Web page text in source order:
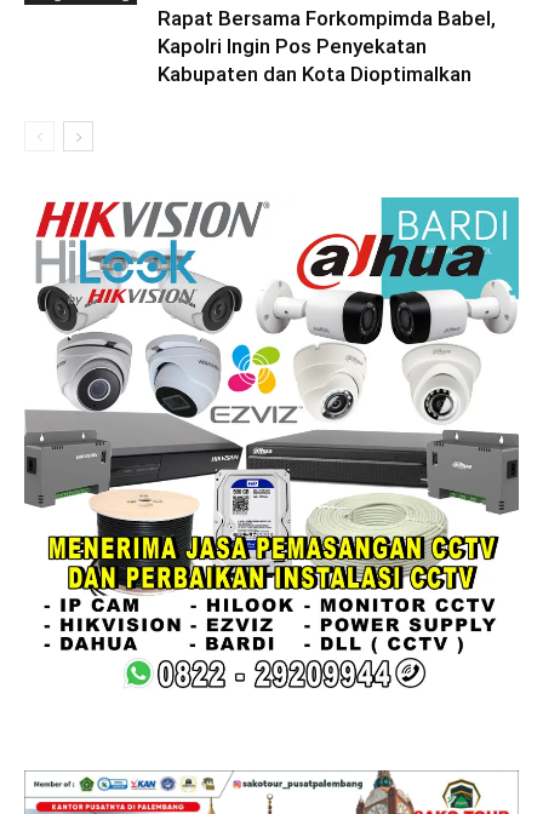
Rapat Bersama Forkompimda Babel,
Kapolri Ingin Pos Penyekatan
Kabupaten dan Kota Dioptimalkan